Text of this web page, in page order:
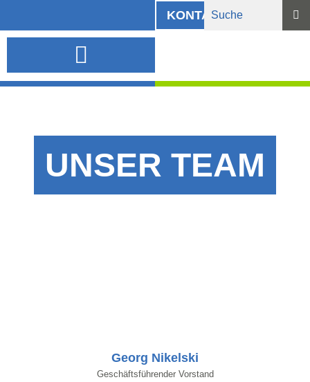
KONTAKT
UNSER TEAM
Georg Nikelski
Geschäftsführender Vorstand